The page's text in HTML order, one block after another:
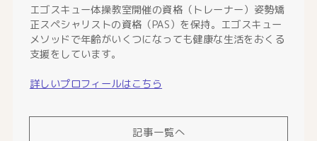
エゴスキュー体操教室開催の資格（トレーナー）姿勢矯
正スペシャリストの資格（PAS）を保持。エゴスキュー
メソッドで年齢がいくつになっても健康な生活をおくる
支援をしています。
詳しいプロフィールはこちら
記事一覧へ